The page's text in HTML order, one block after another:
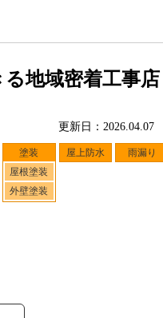
地域密着工事店
更新日：2026.04.07
塗装
屋根塗装
外壁塗装
屋上防水 雨漏り